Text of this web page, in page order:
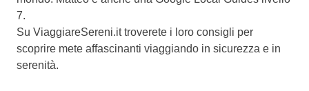
7.
Su ViaggiareSereni.it troverete i loro consigli per
scoprire mete affascinanti viaggiando in sicurezza e in
serenità.